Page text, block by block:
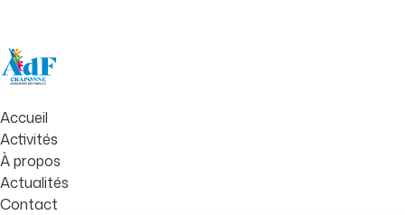
Accueil
Activités
À propos
Actualités
Contact